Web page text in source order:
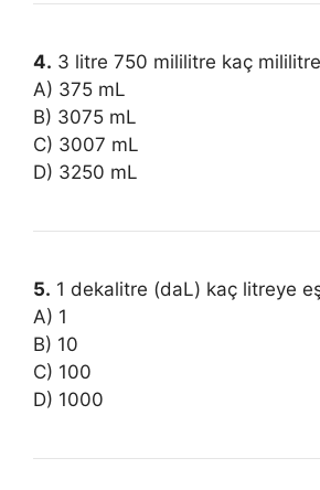
4. 3 litre 750 mililitre kaç
A) 375 mL
B) 3075 mL
C) 3007 mL
D) 3250 mL
5. 1 dekalitre (daL) kaç litreye
A) 1
B) 10
C) 100
D) 1000